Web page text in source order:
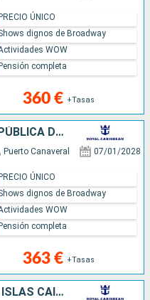
360 € +Tasas
PRECIO ÚNICO
dignos de Broadway
WOW
Pensión completa
ISLAS TURCAS Y CAICOS, REPÚBLICA DOMINICANA, ESTADOS UNIDOS
Puerto Canaveral 07/01/2028
363 € +Tasas
PRECIO ÚNICO
dignos de Broadway
WOW
Pensión completa
ESTADOS UNIDOS, JAMAICA, ISLAS CAIMÁN, BAHAMAS